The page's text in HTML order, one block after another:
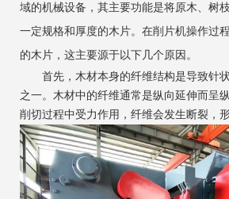
域的机械设备，其主要功能是将原木、树
一定规格和厚度的木片。在削片机操作过
的木片，这主要源于以下几个原因。
首先，木材本身的纤维结构是导致针
之一。木材中的纤维通常是纵向延伸而呈
削切过程中受力作用，纤维会发生断裂，